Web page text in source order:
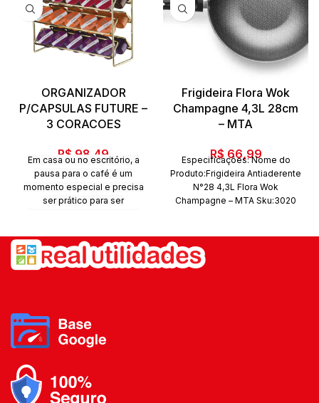
ORGANIZADOR
P/CAPSULAS FUTURE –
3 CORACOES
R$ 98,49
Em casa ou no escritório, a
pausa para o café é um
momento especial e precisa
ser prático para ser
permite a separação dos
sabores e possui capacidade
para comportar 50 cápsulas
esse espaço. Também pode
ser utilizado com cápsulas de
cafés de outras marcas
compatíveis com a cafeteira
Três Corações.Além do
tradicional tratamento
Frigideira Flora Wok
Champagne 4,3L 28cm
– MTA
R$ 66,99
Especificações: Nome do
Produto:Frigideira Antiaderente
N°28 4,3L Flora Wok
Champagne – MTA Sku:3020
com revestimento
antiaderente, cabo em